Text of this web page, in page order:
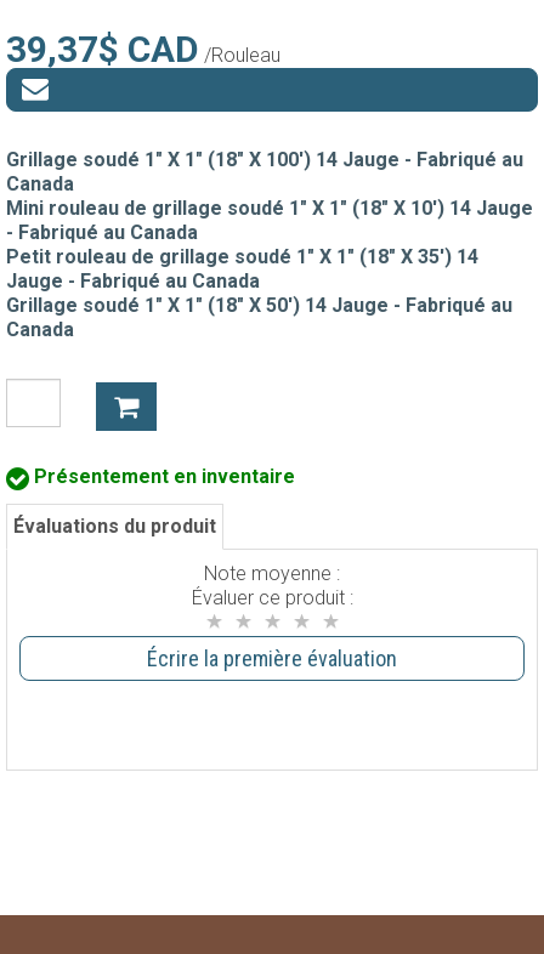
39,37$ CAD /Rouleau
Grillage soudé 1" X 1" (18" X 100') 14 Jauge - Fabriqué au
Canada
Mini rouleau de grillage soudé 1" X 1" (18" X 10') 14 Jauge
- Fabriqué au Canada
Petit rouleau de grillage soudé 1" X 1" (18" X 35') 14
Jauge - Fabriqué au Canada
Grillage soudé 1" X 1" (18" X 50') 14 Jauge - Fabriqué au
Canada
Présentement en inventaire
Évaluations du produit
Note moyenne :
Évaluer ce produit :
Écrire la première évaluation